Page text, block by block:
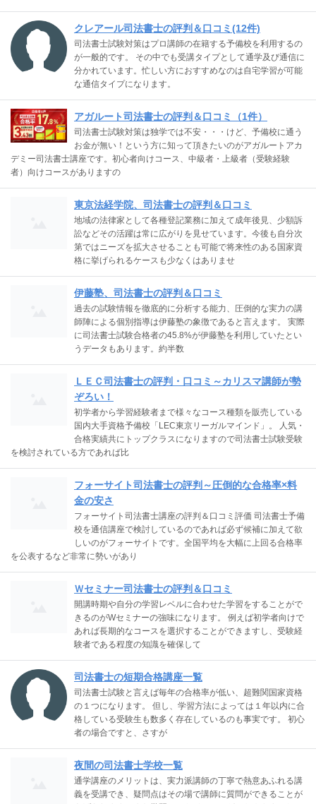
クレアール司法書士の評判＆口コミ(12件)
司法書士試験対策はプロ講師の在籍する予備校を利用するの
が一般的です。 その中でも受講タイプとして通学及び通信に
分かれています。忙しい方におすすめなのは自宅学習が可能
な通信タイプになります。
アガルート司法書士の評判＆口コミ（1件）
司法書士試験対策は独学では不安・・・けど、予備校に通う
お金が無い！という方に知って頂きたいのがアガルートアカ
デミー司法書士講座です。初心者向けコース、中級者・上級者（受験経験
者）向けコースがありますの
東京法経学院、司法書士の評判＆口コミ
地域の法律家として各種登記業務に加えて成年後見、少額訴
訟などその活躍は常に広がりを見せています。今後も自分次
第ではニーズを拡大させることも可能で将来性のある国家資
格に挙げられるケースも少なくはありませ
伊藤塾、司法書士の評判＆口コミ
過去の試験情報を徹底的に分析する能力、圧倒的な実力の講
師陣による個別指導は伊藤塾の象徴であると言えます。 実際
に司法書士試験合格者の45.8%が伊藤塾を利用していたとい
うデータもあります。約半数
ＬＥＣ司法書士の評判・口コミ～カリスマ講師が勢
ぞろい！
初学者から学習経験者まで様々なコース種類を販売している
国内大手資格予備校「LEC東京リーガルマインド」。 人気・
合格実績共にトップクラスになりますので司法書士試験受験
を検討されている方であれば比
フォーサイト司法書士の評判～圧倒的な合格率×料
金の安さ
フォーサイト司法書士講座の評判＆口コミ評価 司法書士予備
校を通信講座で検討しているのであれば必ず候補に加えて欲
しいのがフォーサイトです。全国平均を大幅に上回る合格率
を公表するなど非常に勢いがあり
Ｗセミナー司法書士の評判＆口コミ
開講時期や自分の学習レベルに合わせた学習をすることがで
きるのがWセミナーの強味になります。 例えば初学者向けで
あれば長期的なコースを選択することができますし、受験経
験者である程度の知識を確保して
司法書士の短期合格講座一覧
司法書士試験と言えば毎年の合格率が低い、超難関国家資格
の１つになります。 但し、学習方法によっては１年以内に合
格している受験生も数多く存在しているのも事実です。 初心
者の場合ですと、さすが
夜間の司法書士学校一覧
通学講座のメリットは、実力派講師の丁寧で熱意あふれる講
義を受講でき、疑問点はその場で講師に質問ができることが